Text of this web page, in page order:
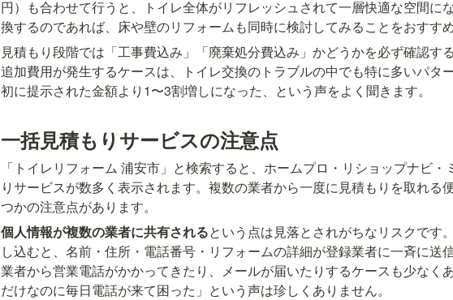
円）も合わせて行うと、トイレ全体がリフレッシュされて一層快適な空間に
換するのであれば、床や壁のリフォームも同時に検討してみることをおすすめ
見積もり段階では「工事費込み」「廃棄処分費込み」かどうかを必ず確認す
追加費用が発生するケースは、トイレ交換のトラブルの中でも特に多いパタ
初に提示された金額より1〜3割増しになった、という声をよく聞きます。
一括見積もりサービスの注意点
「トイレリフォーム 浦安市」と検索すると、ホームプロ・リショップナビ
りサービスが数多く表示されます。複数の業者から一度に見積もりを取れる
つかの注意点があります。
個人情報が複数の業者に共有されるという点は見落とされがちなリスクです
し込むと、名前・住所・電話番号・リフォームの詳細が登録業者に一斉に送
業者から営業電話がかかってきたり、メールが届いたりするケースも少なく
だけなのに毎日電話が来て困った」という声は珍しくありません。